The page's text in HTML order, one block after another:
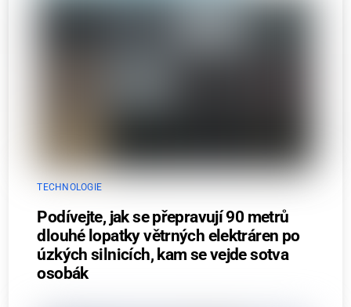
TECHNOLOGIE
Podívejte, jak se přepravují 90 metrů
dlouhé lopatky větrných elektráren po
úzkých silnicích, kam se vejde sotva
osobák